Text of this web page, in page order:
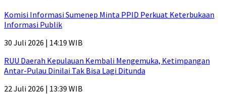
Komisi Informasi Sumenep Minta PPID Perkuat Keterbukaan
Informasi Publik
30 Juli 2026 | 14:19 WIB
RUU Daerah Kepulauan Kembali Mengemuka, Ketimpangan
Antar-Pulau Dinilai Tak Bisa Lagi Ditunda
22 Juli 2026 | 13:39 WIB